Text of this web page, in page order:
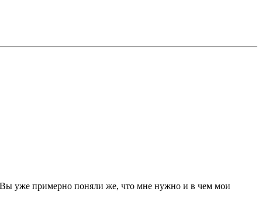
Вы уже примерно поняли же, что мне нужно и в чем мои